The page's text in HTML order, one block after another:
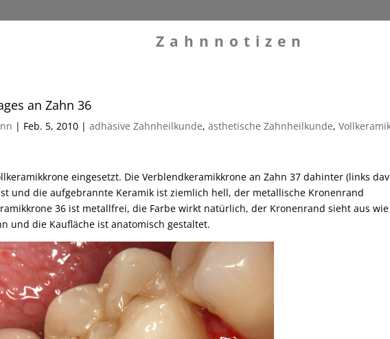
Zahnnotizen
an Zahn 36
| Feb. 5, 2010 |adhäsive Zahnheilkunde,ästhetische Zahnheilkunde,
eingesetzt. Die Verblendkeramikkrone an Zahn 37 dahinter (links
und die aufgebrannte Keramik ist ziemlich hell, der metallische Kronenrand
36 ist metallfrei, die Farbe wirkt natürlich, der Kronenrand sieht aus wie
und die Kaufläche ist anatomisch gestaltet.